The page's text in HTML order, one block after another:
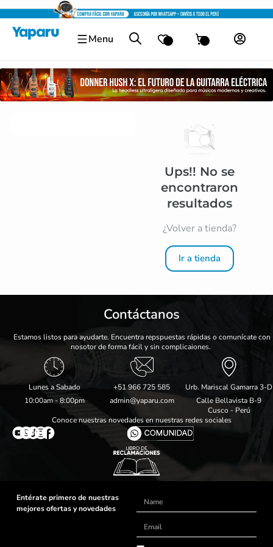
Ir
contenido
Menu
Ups!! No se
encontraron
resultados
¿Volver a tienda?
Ir a tienda
Contáctanos
Estamos listos para ayudarte. Encuentra repspuestas rápidas o comunícate con
nosotor de forma fácil y sin complicaiones.
Lunes a Sabado
10:00am - 8:00pm
+51 966 725 585
admin@yaparu.com
Urb. Mariscal Gamarra 3-D
Calle Bellavista B-9
Cusco - Perú
Conoce nuestras novedades en nuestras redes sociales
Entérate primero de nuestras
mejores ofertas y novedades
Name
Email